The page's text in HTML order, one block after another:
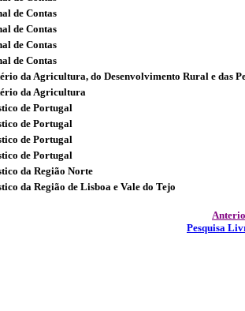
de Contas
de Contas
de Contas
de Contas
da Agricultura, do Desenvolvimento Rural e das
da Agricultura
de Portugal
de Portugal
de Portugal
de Portugal
da Região Norte
da Região de Lisboa e Vale do Tejo
Pesquisa